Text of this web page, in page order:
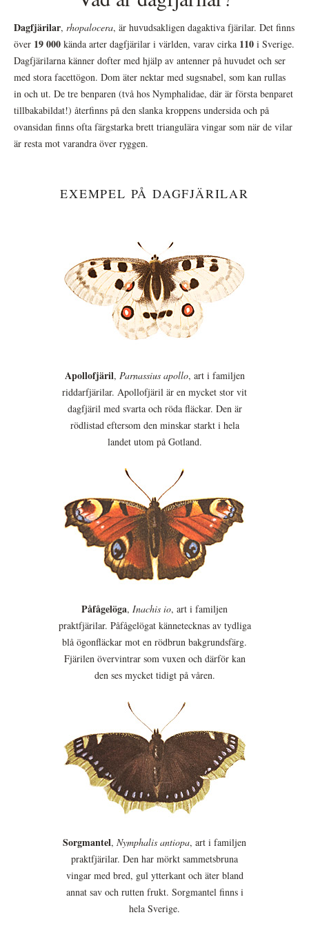
Dagfjärilar, rhopalocera, är huvudsakligen dagaktiva fjärilar. Det finns
över 19 000 kända arter dagfjärilar i världen, varav cirka 110 i Sverige.
Dagfjärilarna känner dofter med hjälp av antenner på huvudet och ser
med stora facettögon. Dom äter nektar med sugsnabel, som kan rullas
in och ut. De tre benparen (två hos Nymphalidae, där är första benparet
tillbakabildat!) återfinns på den slanka kroppens undersida och på
ovansidan finns ofta färgstarka brett triangulära vingar som när de vilar
är resta mot varandra över ryggen.
EXEMPEL PÅ DAGFJÄRILAR
Apollofjäril, Parnassius apollo, art i familjen
riddarfjärilar. Apollofjäril är en mycket stor vit
dagfjäril med svarta och röda fläckar. Den är
rödlistad eftersom den minskar starkt i hela
landet utom på Gotland.
Påfågelöga, Inachis io, art i familjen
praktfjärilar. Påfågelögat kännetecknas av tydliga
blå ögonfläckar mot en rödbrun bakgrundsfärg.
Fjärilen övervintrar som vuxen och därför kan
den ses mycket tidigt på våren.
Sorgmantel, Nymphalis antiopa, art i familjen
praktfjärilar. Den har mörkt sammetsbruna
vingar med bred, gul ytterkant och äter bland
annat sav och rutten frukt. Sorgmantel finns i
hela Sverige.